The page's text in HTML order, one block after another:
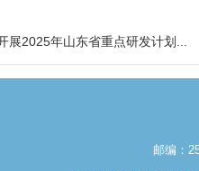
展2025年山东省重点研发计划...
邮编：